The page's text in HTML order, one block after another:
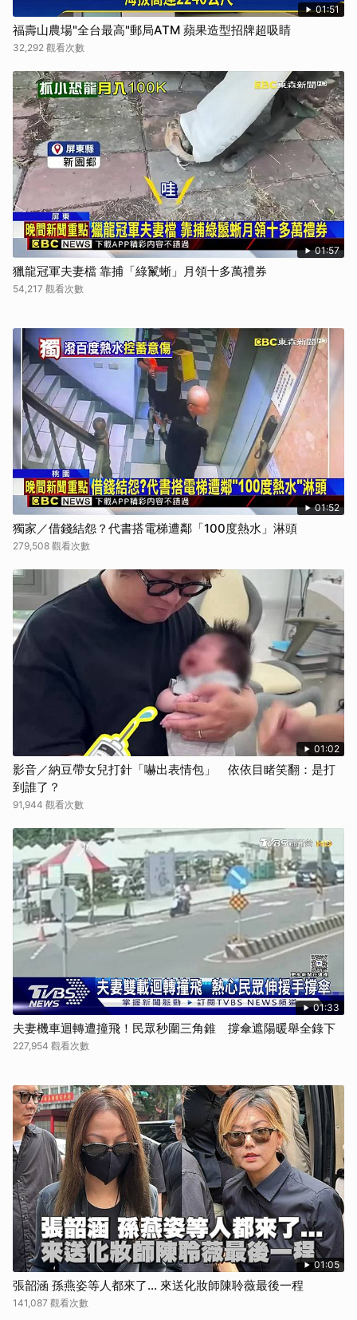
01:51
福壽山農場"全台最高"郵局ATM 蘋果造型招牌超吸睛
32,292 觀看次數
01:57
獵龍冠軍夫妻檔 靠捕「綠鬣蜥」月領十多萬禮券
54,217 觀看次數
01:52
獨家／借錢結怨？代書搭電梯遭鄰「100度熱水」淋頭
279,508 觀看次數
01:02
影音／納豆帶女兒打針「嚇出表情包」 依依目睹笑翻：是打
到誰了？
91,944 觀看次數
01:33
夫妻機車迴轉遭撞飛！民眾秒圍三角錐 撐傘遮陽暖舉全錄下
227,954 觀看次數
01:05
張韶涵 孫燕姿等人都來了... 來送化妝師陳聆薇最後一程
141,087 觀看次數